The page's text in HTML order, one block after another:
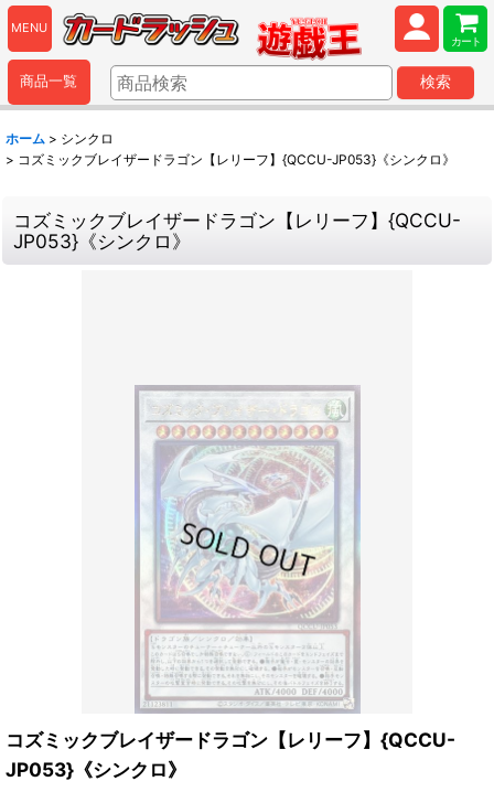
MENU
カート
商品一覧 検索
ホーム > シンクロ
> コズミックブレイザードラゴン【レリーフ】{QCCU-JP053}《シンクロ》
コズミックブレイザードラゴン【レリーフ】{QCCU-
JP053}《シンクロ》
コズミックブレイザードラゴン【レリーフ】{QCCU-
JP053}《シンクロ》